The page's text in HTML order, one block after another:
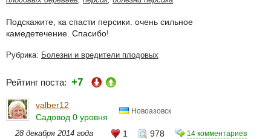
Подскажите, ка спасти персики. очень сильное
камедетечение. Спасибо!
Рубрика: Болезни и вредители плодовых
Рейтинг поста: +7
valber12
Садовод 0 уровня
Новоазовск
28 декабря 2014 года 1 978 14 комментариев